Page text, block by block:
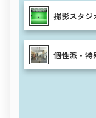
撮影スタ
個性派・